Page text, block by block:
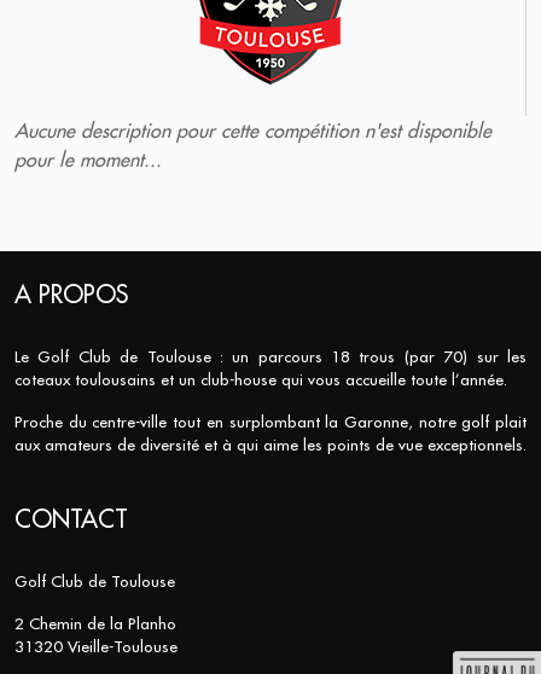
Aucune description pour cette compétition n'est disponible
pour le moment...
A PROPOS
Le Golf Club de Toulouse : un parcours 18 trous (par 70) sur les
coteaux toulousains et un club-house qui vous accueille toute l’année.
Proche du centre-ville tout en surplombant la Garonne, notre golf plait
aux amateurs de diversité et à qui aime les points de vue exceptionnels.
CONTACT
Golf Club de Toulouse
2 Chemin de la Planho
31320 Vieille-Toulouse